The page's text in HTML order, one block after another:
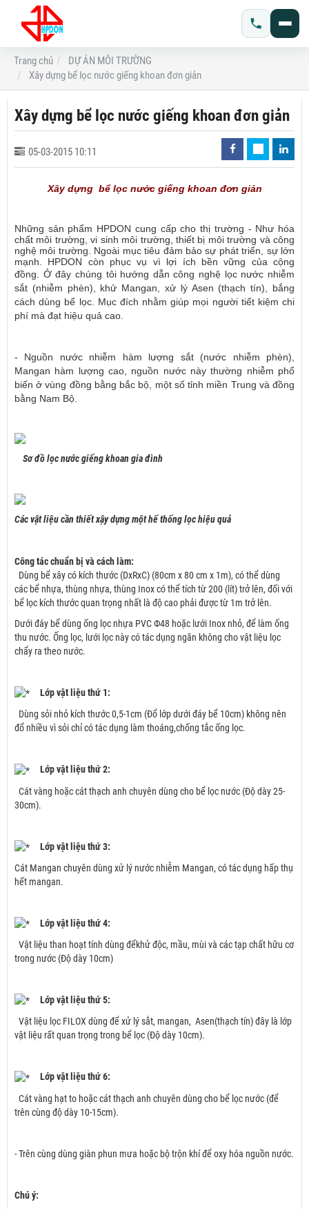
Trang chủ
DỰ ÁN MÔI TRƯỜNG
Xây dựng bể lọc nước giếng khoan đơn giản
Xây dựng bể lọc nước giếng khoan đơn giản
05-03-2015 10:11
Xây dựng bể lọc nước giếng khoan đơn giản
Những sản phẩm HPDON cung cấp cho thị trường - Như hóa
chất môi trường, vi sinh môi trường, thiết bị môi trường và công
nghệ môi trường. Ngoài mục tiêu đảm bảo sự phát triển, sự lớn
mạnh. HPDON còn phục vụ vì lợi ích bền vững của cộng
đồng. Ở đây chúng tôi hướng dẫn công nghệ lọc nước nhiễm
sắt (nhiễm phèn), khử Mangan, xử lý Asen (thạch tín), bắng
cách dùng bể lọc. Mục đích nhằm giúp mọi người tiết kiệm chi
phí mà đạt hiệu quả cao.
- Nguồn nước nhiễm hàm lượng sắt (nước nhiễm phèn),
Mangan hàm lượng cao, nguồn nước này thường nhiễm phổ
biến ở vùng đồng bằng bắc bộ, một số tỉnh miền Trung và đồng
bằng Nam Bộ.
Sơ đồ lọc nước giếng khoan gia đình
Các vật liệu cần thiết xậy dựng một hế thống lọc hiệu quả
Công tác chuẩn bị và cách làm:
Dùng bể xây có kích thước (DxRxC) (80cm x 80 cm x 1m), có thể dùng
các bể nhựa, thùng nhựa, thùng Inox có thể tích từ 200 (lít) trở lên, đối với
bể lọc kích thước quan trọng nhất là độ cao phải được từ 1m trở lên.
Dưới đáy bể dùng ống lọc nhựa PVC Ф48 hoặc lưới Inox nhỏ, để làm ống
thu nước. Ống lọc, lưới lọc này có tác dụng ngăn không cho vật liệu lọc
chẩy ra theo nước.
Lớp vật liệu thứ 1:
Dùng sỏi nhỏ kích thước 0,5-1cm (Đổ lớp dưới đáy bể 10cm) không nên
đổ nhiều vì sỏi chỉ có tác dụng làm thoáng,chống tắc ống lọc.
Lớp vật liệu thứ 2:
Cát vàng hoặc cát thạch anh chuyên dùng cho bể lọc nước (Độ dày 25-
30cm).
Lớp vật liệu thứ 3:
Cát Mangan chuyên dùng xử lý nước nhiễm Mangan, có tác dụng hấp thụ
hết mangan.
Lớp vật liệu thứ 4:
Vật liệu than hoạt tính dùng đểkhử độc, mầu, mùi và các tạp chất hữu cơ
trong nước (Độ dày 10cm)
Lớp vật liệu thứ 5:
Vật liệu lọc FILOX dùng để xử lý sắt, mangan, Asen(thạch tín) đây là lớp
vật liệu rất quan trọng trong bể lọc (Độ dày 10cm).
Lớp vật liệu thứ 6:
Cát vàng hạt to hoặc cát thạch anh chuyên dùng cho bể lọc nước (để
trên cùng độ dày 10-15cm).
- Trên cùng dùng giàn phun mưa hoặc bộ trộn khí để oxy hóa nguồn nước.
Chú ý: